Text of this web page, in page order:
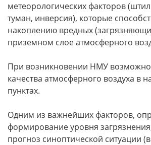
метеорологических факторов
туман, инверсия), которые
накоплению вредных
приземном слое атмосферного
При возникновении НМУ
качества атмосферного воздуха в
пунктах.
Одним из важнейших факторов,
формирование уровня
прогноз синоптической ситуации